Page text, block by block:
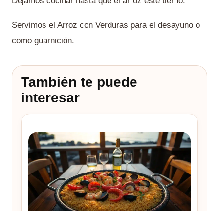
Servimos el Arroz con Verduras para el desayuno o
como guarnición.
También te puede
interesar